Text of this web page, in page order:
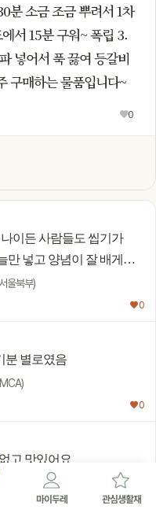
분 소금 조금 뿌려서 1차
서 15분 구워~ 폭립 3.
넣어서 푹 끓여 등갈비
구매하는 물품입니다~
♥0
사람들도 씹기가
만 넣고 양념이 잘 배게
이팬에 약한 불에서
울북부)
♥ 0
분 별로였음
♥ 0
고 맛있어요
주)
♥ 0
마이두레 관심생활재